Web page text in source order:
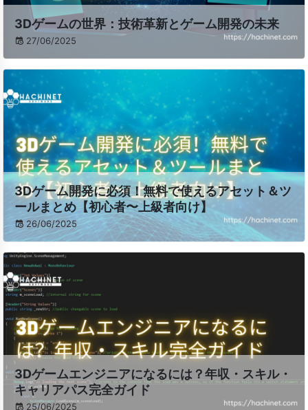
3Dゲームの世界：技術革新とゲーム開発の未来
27/06/2025
3Dゲーム開発に必須！無料で使えるアセット＆ツ
ールまとめ【初心者〜上級者向け】
26/06/2025
3Dゲームエンジニアになるには？年収・スキル・
キャリアパス完全ガイド
25/06/2025